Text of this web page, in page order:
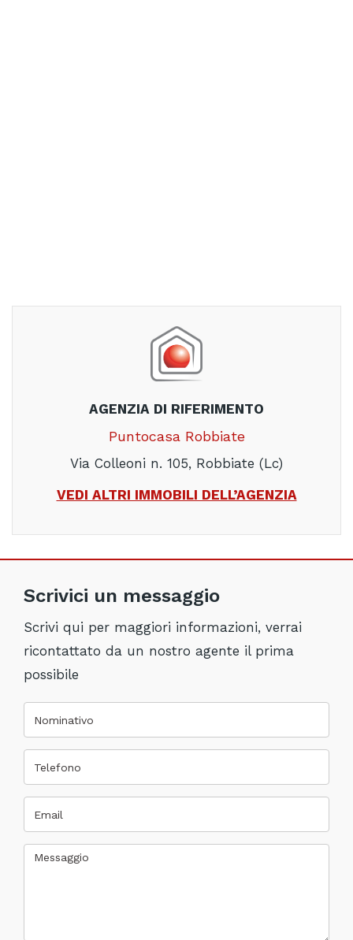
AGENZIA DI RIFERIMENTO
Puntocasa Robbiate
Via Colleoni n. 105, Robbiate (Lc)
VEDI ALTRI IMMOBILI DELL’AGENZIA
Scrivici un messaggio
Scrivi qui per maggiori informazioni, verrai
ricontattato da un nostro agente il prima
possibile